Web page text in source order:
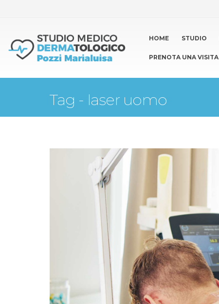
HOME STUDIO
PRENOTA UNA VISITA
Tag - laser uomo